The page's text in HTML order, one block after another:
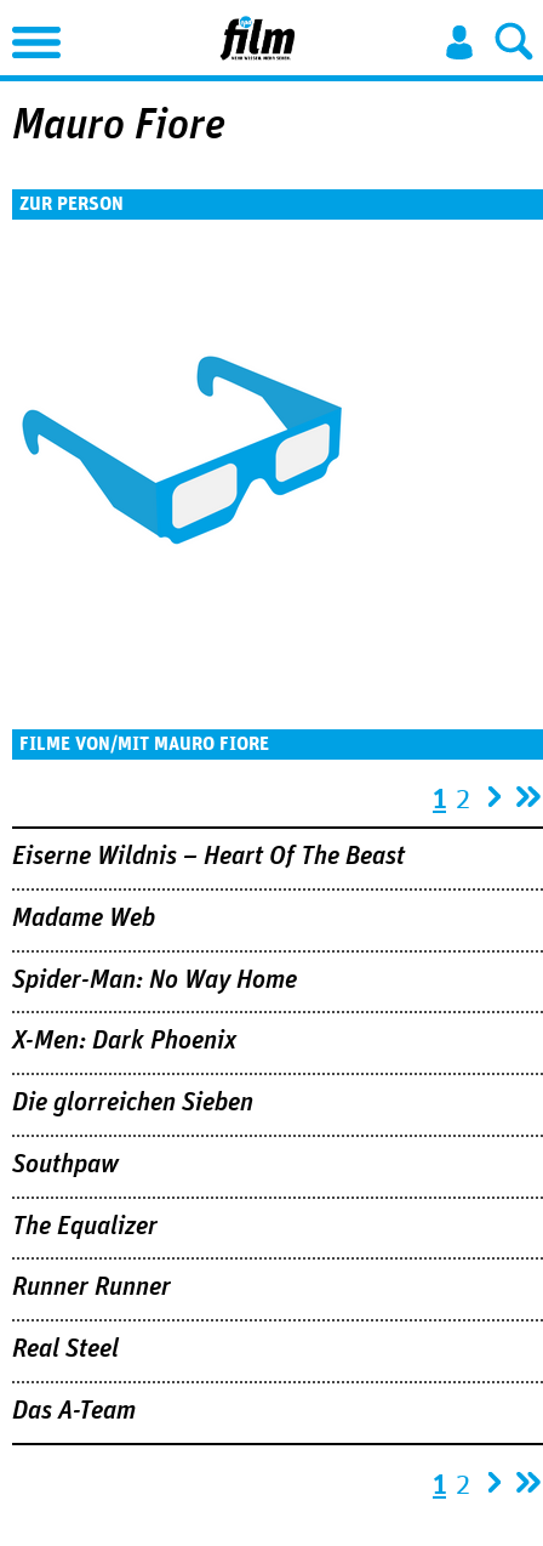
Jump to Navigation
Mauro Fiore
ZUR PERSON
FILME VON/MIT MAURO FIORE
1 2
Eiserne Wildnis – Heart Of The Beast
Madame Web
Spider-Man: No Way Home
X-Men: Dark Phoenix
Die glorreichen Sieben
Southpaw
The Equalizer
Runner Runner
Real Steel
Das A-Team
1 2